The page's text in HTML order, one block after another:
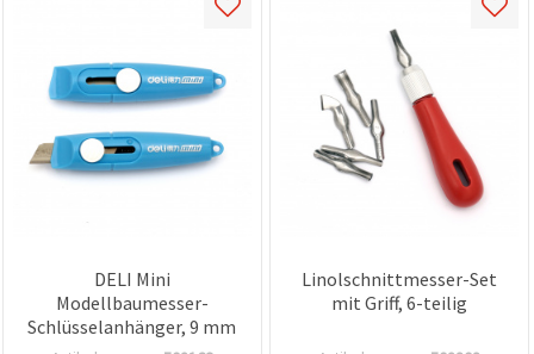
DELI Mini
Modellbaumesser-
Schlüsselanhänger, 9 mm
Linolschnittmesser-Set
mit Griff, 6-teilig